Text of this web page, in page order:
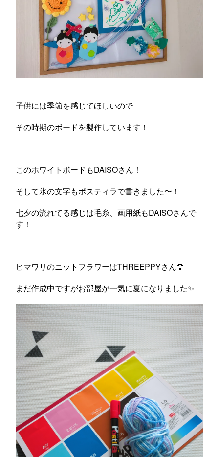
子供には季節を感じてほしいので
その時期のボードを製作しています！
このホワイトボードもDAISOさん！
そして氷の文字もポスティラで書きました〜！
七夕の流れてる感じは毛糸、画用紙もDAISOさんで
す！
ヒマワリのニットフラワーはTHREEPPYさん🌻
まだ作成中ですがお部屋が一気に夏になりました✨